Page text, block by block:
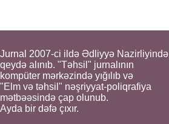
Jurnal 2007-ci ildə Ədliyyə Nazirliyində
qeydə alınıb. "Təhsil" jurnalının
kompüter mərkəzində yığılıb və
"Elm və təhsil" nəşriyyat-poliqrafiya
mətbəəsində çap olunub.
Ayda bir dəfə çıxır.